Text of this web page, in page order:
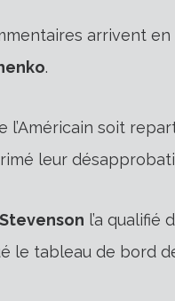
arrivent
.
l’Américain soit
leur
l’a qualifié
le tableau de bord